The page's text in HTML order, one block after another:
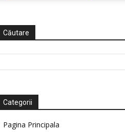
Căutare
Categorii
Pagina Principala